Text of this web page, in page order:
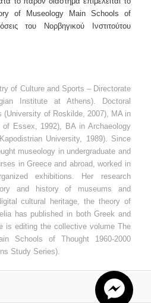
of Museology Main Schools
of
του Νορβηγικού Ινστιτούτου
of Culture and Sports – Directorate
Institute at Athens). Doctoral
(University of Roskilde, 2007), MA in
Essex, 1992), BA in Archaeology
University, 1989). Since
museology in undergraduate and
in Greece and abroad, worked in
exhibitions. Her research
and history of museums and
cultural heritage, the theory of
has published in both Greek and
is editing the collective volume The
Schools of Thought1960-2000
Study Series).